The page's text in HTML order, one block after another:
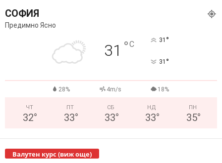
СОФИЯ
Предимно Ясно
31 °C 31 °
31 °
28% 4m/s 18%
ЧТ
32°
ПТ
33°
СБ
33°
НД
33°
ПН
35°
Валутен курс (виж още)